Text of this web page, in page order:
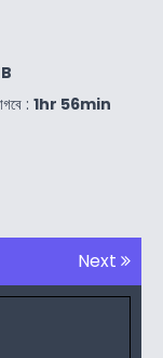
: 1hr 56min
Next